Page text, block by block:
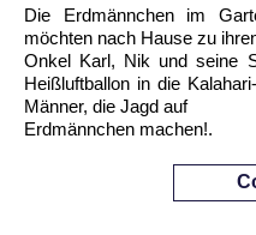
Die Erdmännchen im
möchten nach Hause zu
Onkel Karl, Nik und seine
Heißluftballon in die
Männer, die Jagd auf
Erdmännchen machen!.